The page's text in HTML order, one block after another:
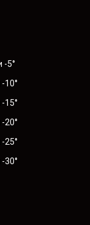
-5°
10°
15°
20°
25°
30°